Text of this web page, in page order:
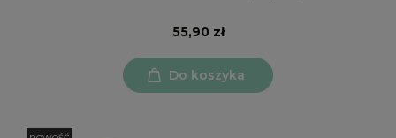
55,90 zł
Do koszyka